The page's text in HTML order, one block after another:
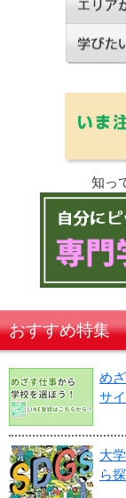
知っ
おすすめ特集
め
サ
大
ら